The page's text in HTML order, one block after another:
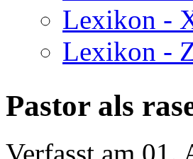
Lexikon -
Lexikon -
Pastor als